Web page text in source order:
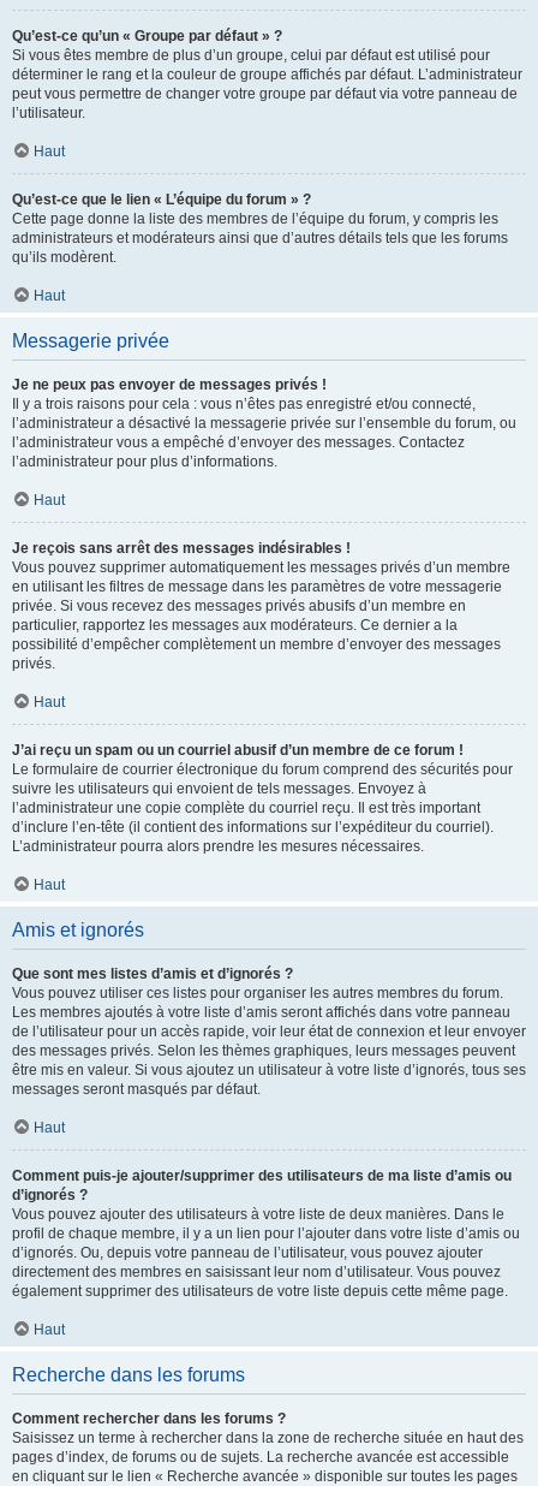
Qu’est-ce qu’un « Groupe par défaut » ?
Si vous êtes membre de plus d’un groupe, celui par défaut est utilisé pour
déterminer le rang et la couleur de groupe affichés par défaut. L’administrateur
peut vous permettre de changer votre groupe par défaut via votre panneau de
l’utilisateur.
Haut
Qu’est-ce que le lien « L’équipe du forum » ?
Cette page donne la liste des membres de l’équipe du forum, y compris les
administrateurs et modérateurs ainsi que d’autres détails tels que les forums
qu’ils modèrent.
Haut
Messagerie privée
Je ne peux pas envoyer de messages privés !
Il y a trois raisons pour cela : vous n’êtes pas enregistré et/ou connecté,
l’administrateur a désactivé la messagerie privée sur l’ensemble du forum, ou
l’administrateur vous a empêché d’envoyer des messages. Contactez
l’administrateur pour plus d’informations.
Haut
Je reçois sans arrêt des messages indésirables !
Vous pouvez supprimer automatiquement les messages privés d’un membre
en utilisant les filtres de message dans les paramètres de votre messagerie
privée. Si vous recevez des messages privés abusifs d’un membre en
particulier, rapportez les messages aux modérateurs. Ce dernier a la
possibilité d’empêcher complètement un membre d’envoyer des messages
privés.
Haut
J’ai reçu un spam ou un courriel abusif d’un membre de ce forum !
Le formulaire de courrier électronique du forum comprend des sécurités pour
suivre les utilisateurs qui envoient de tels messages. Envoyez à
l’administrateur une copie complète du courriel reçu. Il est très important
d’inclure l’en-tête (il contient des informations sur l’expéditeur du courriel).
L’administrateur pourra alors prendre les mesures nécessaires.
Haut
Amis et ignorés
Que sont mes listes d’amis et d’ignorés ?
Vous pouvez utiliser ces listes pour organiser les autres membres du forum.
Les membres ajoutés à votre liste d’amis seront affichés dans votre panneau
de l’utilisateur pour un accès rapide, voir leur état de connexion et leur envoyer
des messages privés. Selon les thèmes graphiques, leurs messages peuvent
être mis en valeur. Si vous ajoutez un utilisateur à votre liste d’ignorés, tous ses
messages seront masqués par défaut.
Haut
Comment puis-je ajouter/supprimer des utilisateurs de ma liste d’amis ou
d’ignorés ?
Vous pouvez ajouter des utilisateurs à votre liste de deux manières. Dans le
profil de chaque membre, il y a un lien pour l’ajouter dans votre liste d’amis ou
d’ignorés. Ou, depuis votre panneau de l’utilisateur, vous pouvez ajouter
directement des membres en saisissant leur nom d’utilisateur. Vous pouvez
également supprimer des utilisateurs de votre liste depuis cette même page.
Haut
Recherche dans les forums
Comment rechercher dans les forums ?
Saisissez un terme à rechercher dans la zone de recherche située en haut des
pages d’index, de forums ou de sujets. La recherche avancée est accessible
en cliquant sur le lien « Recherche avancée » disponible sur toutes les pages